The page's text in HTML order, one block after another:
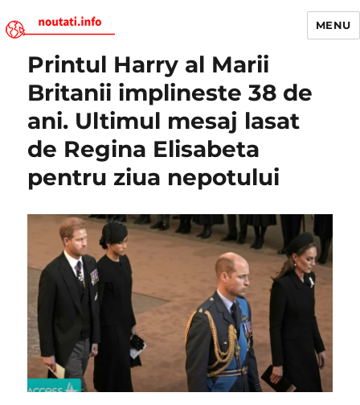
Noutati.Info
MENU
Printul Harry al Marii
Britanii implineste 38 de
ani. Ultimul mesaj lasat
de Regina Elisabeta
pentru ziua nepotului